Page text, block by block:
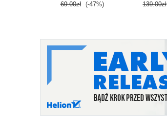
69.00zł (-47%) 139.00zł